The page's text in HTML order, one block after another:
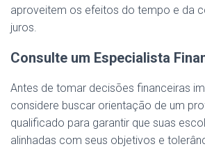
aproveitem os efeitos do tempo e da
juros.
Consulte um Especialista
Antes de tomar decisões financeiras
considere buscar orientação de um
qualificado para garantir que suas
alinhadas com seus objetivos e